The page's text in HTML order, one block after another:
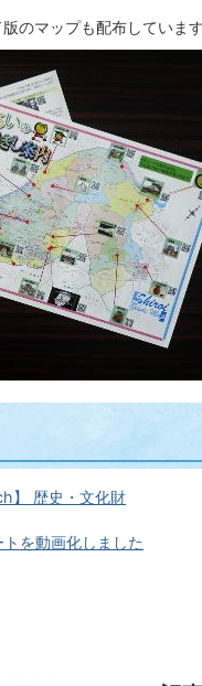
のマップも配布しています
】 歴史・文化財
を動画化しました